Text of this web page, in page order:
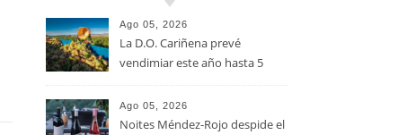
Ago 05, 2026
La D.O. Cariñena prevé
vendimiar este año hasta 5
que en 2025
Ago 05, 2026
Noites Méndez-Rojo despide el